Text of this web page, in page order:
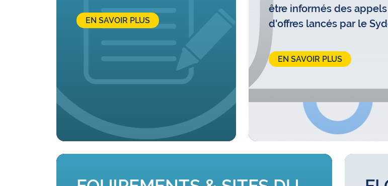
EN SAVOIR PLUS
être informés des appels
d'offres lancés par le
EN SAVOIR PLUS